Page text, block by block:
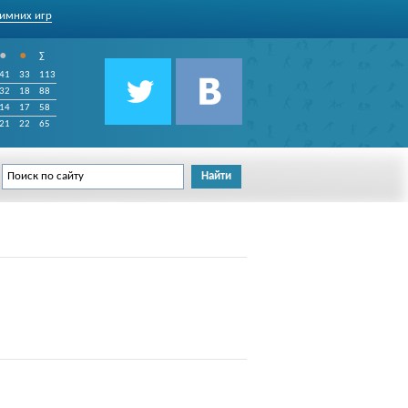
игр
• •
∑
41 33
113
32 18
88
14 17
58
21 22 65